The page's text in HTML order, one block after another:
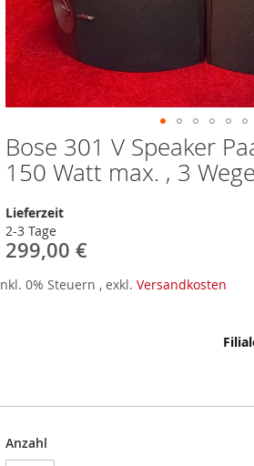
Bose 301 V Speaker
150 Watt max. , 3 Wege
Lieferzeit
2-3 Tage
299,00 €
0% Steuern , exkl. Versandkosten
Mehr
Anzahl
Zum
Anfang
der
springen